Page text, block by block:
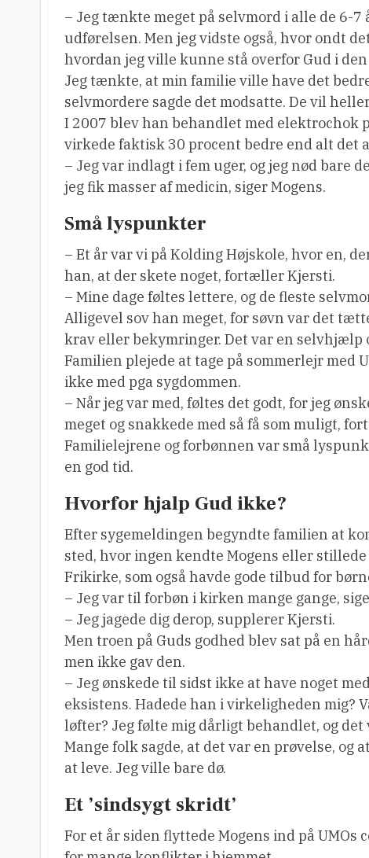
– Jeg tænkte meget på selvmord i alle de 6-7
udførelsen. Men jeg vidste også, hvor ondt
hvordan jeg ville kunne stå overfor Gud i
Jeg tænkte, at min familie ville have det
selvmordere sagde det modsatte. De vil
I 2007 blev han behandlet med elektrochok
virkede faktisk 30 procent bedre end alt det
– Jeg var indlagt i fem uger, og jeg nød bare
jeg fik masser af medicin, siger Mogens.
Små lyspunkter
– Et år var vi på Kolding Højskole, hvor en,
han, at der skete noget, fortæller Kjersti.
– Mine dage føltes lettere, og de fleste
Alligevel sov han meget, for søvn var det
krav eller bekymringer. Det var en selvhjælp
Familien plejede at tage på sommerlejr med
ikke med pga sygdommen.
– Når jeg var med, føltes det godt, for jeg
meget og snakkede med så få som muligt,
Familielejrene og forbønnen var små
en god tid.
Hvorfor hjalp Gud ikke?
Efter sygemeldingen begyndte familien at
sted, hvor ingen kendte Mogens eller
Frikirke, som også havde gode tilbud for
– Jeg var til forbøn i kirken mange gange,
– Jeg jagede dig derop, supplerer Kjersti.
Men troen på Guds godhed blev sat på en
men ikke gav den.
– Jeg ønskede til sidst ikke at have noget
eksistens. Hadede han i virkeligheden mig?
løfter? Jeg følte mig dårligt behandlet, og
Mange folk sagde, at det var en prøvelse, og
at leve. Jeg ville bare dø.
Et ’sindsygt skridt’
For et år siden flyttede Mogens ind på